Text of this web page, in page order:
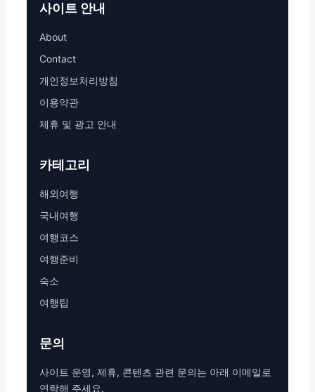
사이트 안내
About
Contact
개인정보처리방침
이용약관
제휴 및 광고 안내
카테고리
해외여행
국내여행
여행코스
여행준비
숙소
여행팁
문의
사이트 운영, 제휴, 콘텐츠 관련 문의는 아래 이메일로
연락해 주세요.